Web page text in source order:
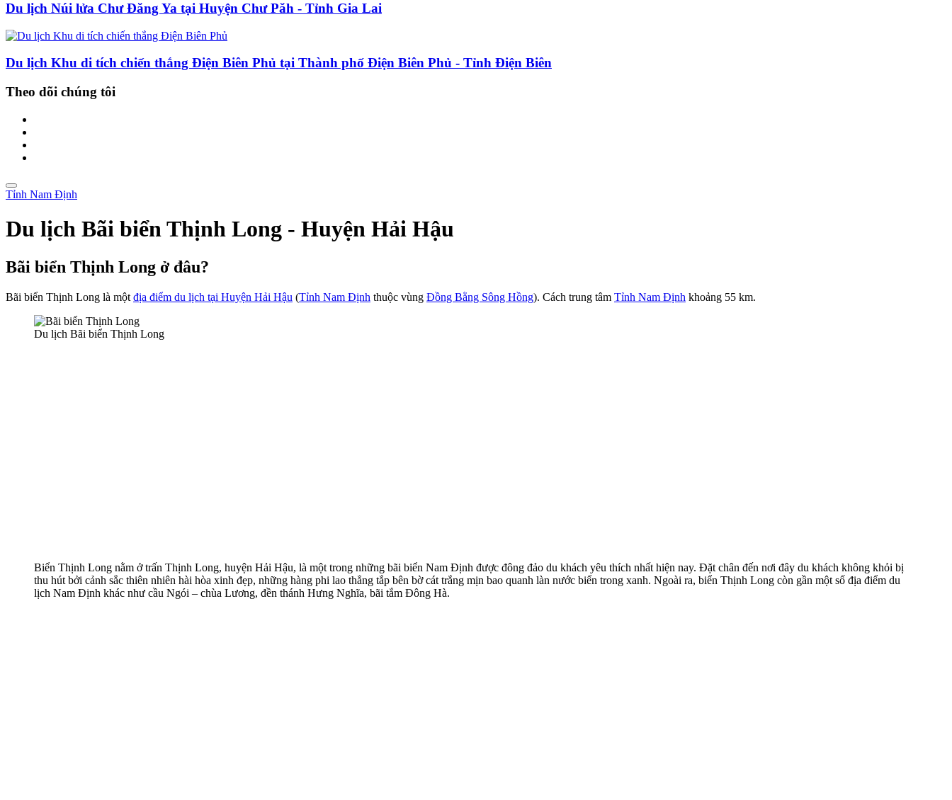
Du lịch Núi lửa Chư Đăng Ya tại Huyện Chư Păh - Tỉnh Gia Lai
Du lịch Khu di tích chiến thắng Điện Biên Phủ tại Thành phố Điện Biên Phủ - Tỉnh Điện Biên
Theo dõi chúng tôi
Tỉnh Nam Định
Du lịch Bãi biển Thịnh Long - Huyện Hải Hậu
Bãi biển Thịnh Long ở đâu?
Bãi biển Thịnh Long là một địa điểm du lịch tại Huyện Hải Hậu (Tỉnh Nam Định thuộc vùng Đồng Bằng Sông Hồng). Cách trung tâm Tỉnh Nam Định khoảng 55 km.
Du lịch Bãi biển Thịnh Long
Biển Thịnh Long nằm ở trấn Thịnh Long, huyện Hải Hậu, là một trong những bãi biển Nam Định được đông đảo du khách yêu thích nhất hiện nay. Đặt chân đến nơi đây du khách không khỏi bị
thu hút bởi cảnh sắc thiên nhiên hài hòa xinh đẹp, những hàng phi lao thẳng tắp bên bờ cát trắng mịn bao quanh làn nước biển trong xanh. Ngoài ra, biển Thịnh Long còn gần một số địa điểm du
lịch Nam Định khác như cầu Ngói – chùa Lương, đền thánh Hưng Nghĩa, bãi tắm Đông Hà.